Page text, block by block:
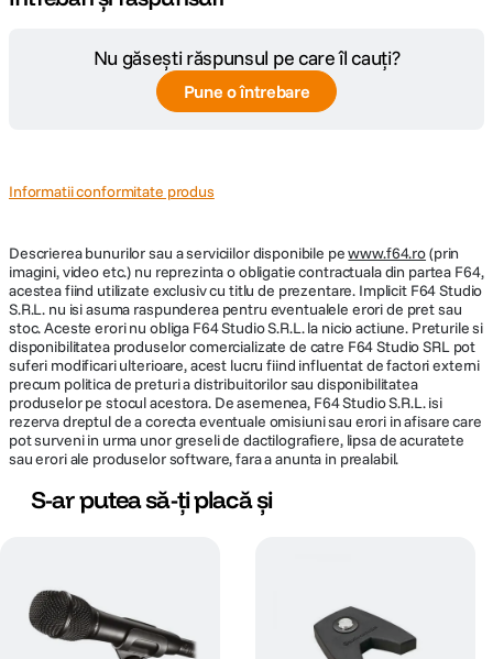
Nu găsești răspunsul pe care îl cauți?
Pune o întrebare
Informatii conformitate produs
Descrierea bunurilor sau a serviciilor disponibile pewww.f64.ro(prin
imagini, video etc.) nu reprezinta o obligatie contractuala din partea F64,
acestea fiind utilizate exclusiv cu titlu de prezentare. Implicit F64 Studio
S.R.L. nu isi asuma raspunderea pentru eventualele erori de pret sau
stoc. Aceste erori nu obliga F64 Studio S.R.L. la nicio actiune. Preturile si
disponibilitatea produselor comercializate de catre F64 Studio SRL pot
suferi modificari ulterioare, acest lucru fiind influentat de factori externi
precum politica de preturi a distribuitorilor sau disponibilitatea
produselor pe stocul acestora. De asemenea, F64 Studio S.R.L. isi
rezerva dreptul de a corecta eventuale omisiuni sau erori in afisare care
pot surveni in urma unor greseli de dactilografiere, lipsa de acuratete
sau erori ale produselor software, fara a anunta in prealabil.
S-ar putea să-ți placă și